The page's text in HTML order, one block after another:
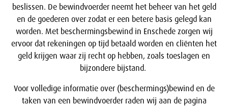
beslissen. De bewindvoerder neemt het beheer van het geld
en de goederen over zodat er een betere basis gelegd kan
worden. Met beschermingsbewind in Enschede zorgen wij
ervoor dat rekeningen op tijd betaald worden en cliënten het
geld krijgen waar zij recht op hebben, zoals toeslagen en
bijzondere bijstand.
Voor volledige informatie over (beschermings)bewind en de
taken van een bewindvoerder raden wij aan de pagina